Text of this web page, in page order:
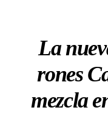
La
rones
mezcla